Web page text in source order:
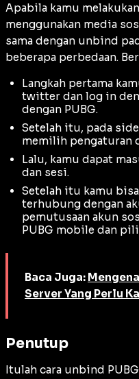
Apabila kamu
menggunakan media
sama dengan unbind
beberapa perbedaan.
Langkah pertama
twitter dan log in
dengan PUBG.
Setelah itu, pada
memilih pengaturan
Lalu, kamu dapat
dan sesi.
Setelah itu kamu
terhubung dengan
pemutusaan akun
PUBG mobile dan
Baca Juga:
Server Yang Perlu
Penutup
Itulah cara unbind